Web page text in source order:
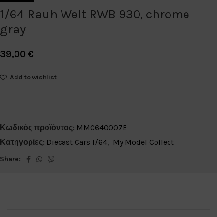
1/64 Rauh Welt RWB 930, chrome
gray
39,00 €
Add to wishlist
Κωδικός προϊόντος: MMC640007E
Κατηγορίες: Diecast Cars 1/64, My Model Collect
Share: